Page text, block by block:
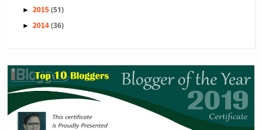
►2015(51)
►2014(36)